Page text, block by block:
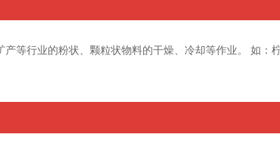
等行业的粉状、颗粒状物料的干燥、冷却等作业。 如：